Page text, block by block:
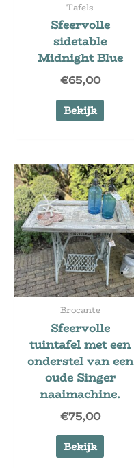
Tafels
Sfeervolle
sidetable
Midnight Blue
€65,00
Bekijk
Brocante
Sfeervolle
tuintafel met een
onderstel van een
oude Singer
naaimachine.
€75,00
Bekijk